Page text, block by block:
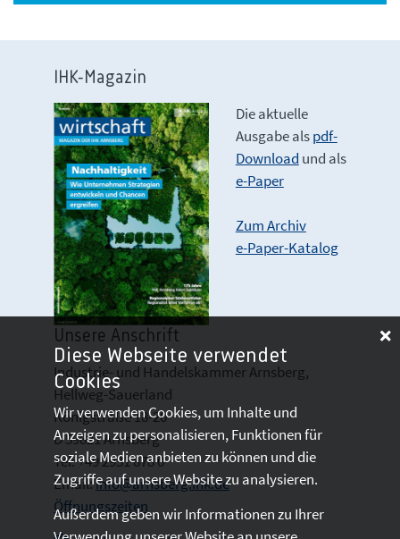
IHK-Magazin
Die aktuelle
Ausgabe alspdf-
Download und als
e-Paper
Zum Archiv
e-Paper-Katalog
Unsere Anschrift
Industrie- und Handelskammer Arnsberg,
Hellweg-Sauerland
Königstraße 18-20
D 59821 Arnsberg
Tel: +49 2931 878 0
Email:info@arnsberg.ihk.de
Öffnungszeiten
Diese Webseite verwendet
Cookies
Wir verwenden Cookies, um Inhalte und
Anzeigen zu personalisieren, Funktionen für
soziale Medien anbieten zu können und die
Zugriffe auf unsere Website zu analysieren.
Außerdem geben wir Informationen zu Ihrer